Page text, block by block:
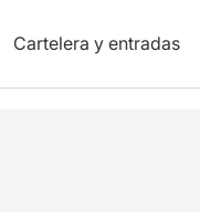
Cartelera y entradas